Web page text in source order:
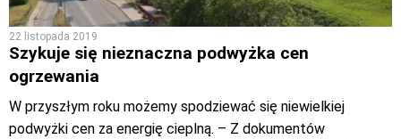
22 listopada 2019
Szykuje się nieznaczna podwyżka cen
ogrzewania
W przyszłym roku możemy spodziewać się niewielkiej
podwyżki cen za energię cieplną. – Z dokumentów